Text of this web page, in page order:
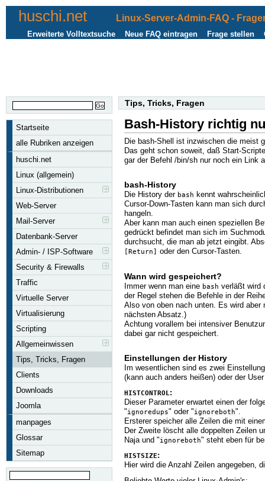
huschi.net Linux-Server-Admin-FAQ -
Frage stellen
Neue FAQ eintragen
Erweiterte Volltextsuche
Startseite
alle Rubriken anzeigen
huschi.net
Linux (allgemein)
Linux-Distributionen
Web-Server
Mail-Server
Datenbank-Server
Admin- / ISP-Software
Security & Firewalls
Traffic
Virtuelle Server
Virtualisierung
Scripting
Allgemeinwissen
Tips, Tricks, Fragen
Clients
Downloads
Joomla
manpages
Glossar
Sitemap
Tips, Tricks, Fragen
Bash-History richtig
Die bash-Shell ist inzwischen die meist
Das geht schon soweit, daß Start-
gar der Befehl /bin/sh nur noch ein Link
bash-History
Die History der bash kennt
Cursor-Down-Tasten kann man sich
hangeln.
Aber kann man auch einen speziellen
gedrückt befindet man sich im
durchsucht, die man ab jetzt eingibt.
[Return] oder den Cursor-Tasten.
Wann wird gespeichert?
Immer wenn man eine bash verläßt wird
der Regel stehen die Befehle in der
Also von oben nach unten. Es wird
nächsten Absatz.)
Achtung vorallem bei intensiver
dabei gar nicht gespeichert.
Einstellungen der History
Im wesentlichen sind es zwei
(kann auch anders heißen) oder der
HISTCONTROL:
Dieser Parameter erwartet einen der
"ignoredups" oder "ignoreboth".
Ersterer speicher alle Zeilen die mit
Der Zweite löscht alle doppelten Zeilen
Naja und "ignoreboth" steht eben für
HISTSIZE:
Hier wird die Anzahl Zeilen angegeben,